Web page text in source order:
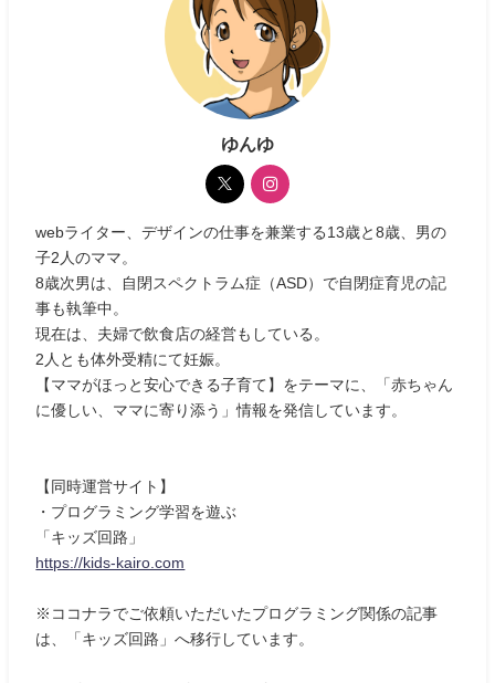
ゆんゆ
webライター、デザインの仕事を兼業する13歳と8歳、男の
子2人のママ。
8歳次男は、自閉スペクトラム症（ASD）で自閉症育児の記
事も執筆中。
現在は、夫婦で飲食店の経営もしている。
2人とも体外受精にて妊娠。
【ママがほっと安心できる子育て】をテーマに、「赤ちゃん
に優しい、ママに寄り添う」情報を発信しています。
【同時運営サイト】
・プログラミング学習を遊ぶ
「キッズ回路」
https://kids-kairo.com
※ココナラでご依頼いただいたプログラミング関係の記事
は、「キッズ回路」へ移行しています。